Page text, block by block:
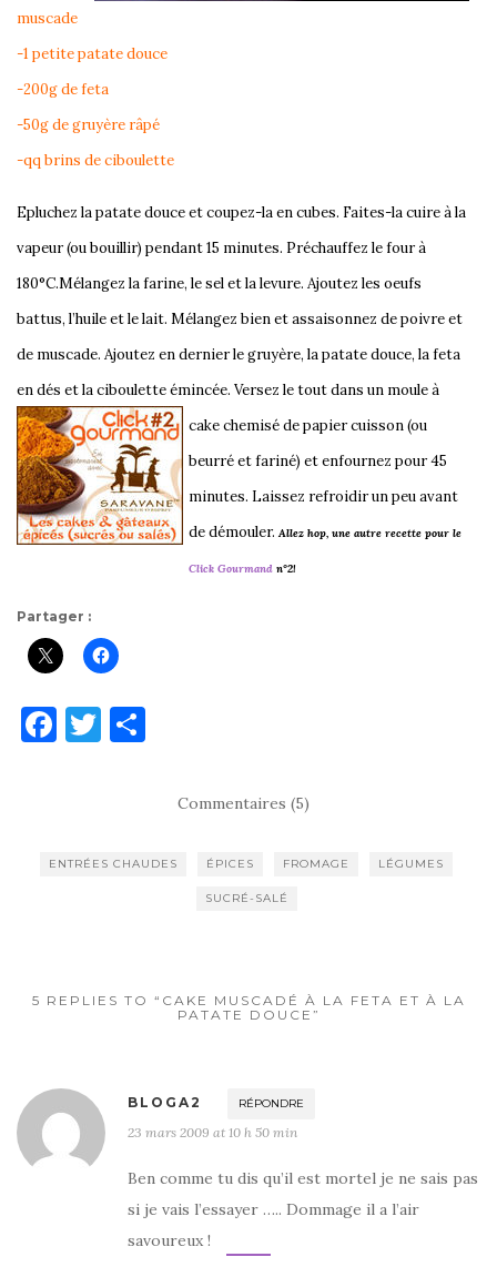
muscade
-1 petite patate douce
-200g de feta
-50g de gruyère râpé
-qq brins de ciboulette
Epluchez la patate douce et coupez-la en cubes. Faites-la cuire à la
vapeur (ou bouillir) pendant 15 minutes. Préchauffez le four à
180°C.Mélangez la farine, le sel et la levure. Ajoutez les oeufs
battus, l’huile et le lait. Mélangez bien et assaisonnez de poivre et
de muscade. Ajoutez en dernier le gruyère, la patate douce, la feta
en dés et la ciboulette émincée. Versez le tout dans un moule à
cakechemisé de papier cuisson (ou
beurré et fariné) et enfournez pour 45
minutes. Laissez refroidir un peu avant
de démouler. Allez hop, une autre recette pour le
Click Gourmand n°2!
Partager :
F
b
T
r er
Commentaires (5)
ENTRÉES CHAUDES ÉPICES FROMAGE LÉGUMES
SUCRÉ-SALÉ
5 REPLIES TO “CAKE MUSCADÉ À LA FETA ET À LA
PATATE DOUCE”
BLOGA2 RÉPONDRE
23 mars 2009 at 10 h 50 min
Ben comme tu dis qu’il est mortel je ne sais pas
si je vais l’essayer ….. Dommage il a l’air
savoureux !